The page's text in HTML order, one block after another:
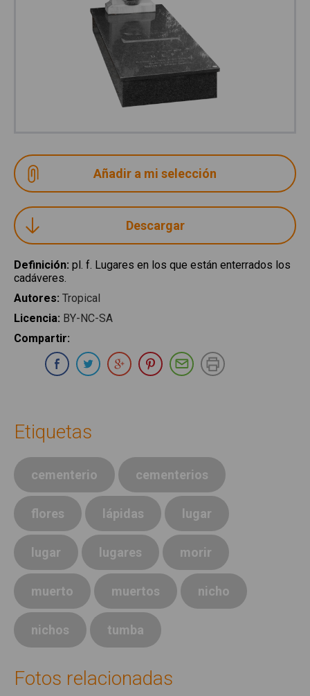
Descargar
Definición: pl. f. Lugares en los que están enterrados los
cadáveres.
Autores: Tropical
Licencia: BY-NC-SA
Compartir:
Compartir en Whatsapp
Compartir en Facebook
Compartir en Twitter
Compartir en Google Plus
Compartir en Pinterest
Compartir por E-
Etiquetas
cementerio cementerios
flores lápidas lugar
lugar lugares morir
muerto muertos nicho
nichos tumba
Fotos relacionadas